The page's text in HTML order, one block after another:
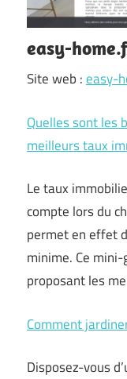
easy-
Site web :easy-
Quelles sont les
meilleurs taux
Le taux
compte lors du
permet en effet
minime. Ce
proposant les
Comment
Disposez-vous